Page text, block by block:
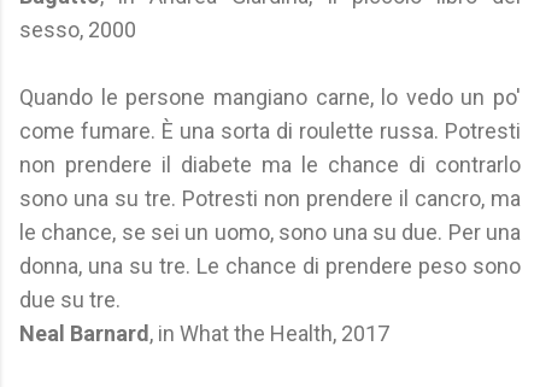
sesso, 2000
Quando le persone mangiano carne, lo vedo un po'
come fumare. È una sorta di roulette russa. Potresti
non prendere il diabete ma le chance di contrarlo
sono una su tre. Potresti non prendere il cancro, ma
le chance, se sei un uomo, sono una su due. Per una
donna, una su tre. Le chance di prendere peso sono
due su tre.
Neal Barnard , in What the Health, 2017